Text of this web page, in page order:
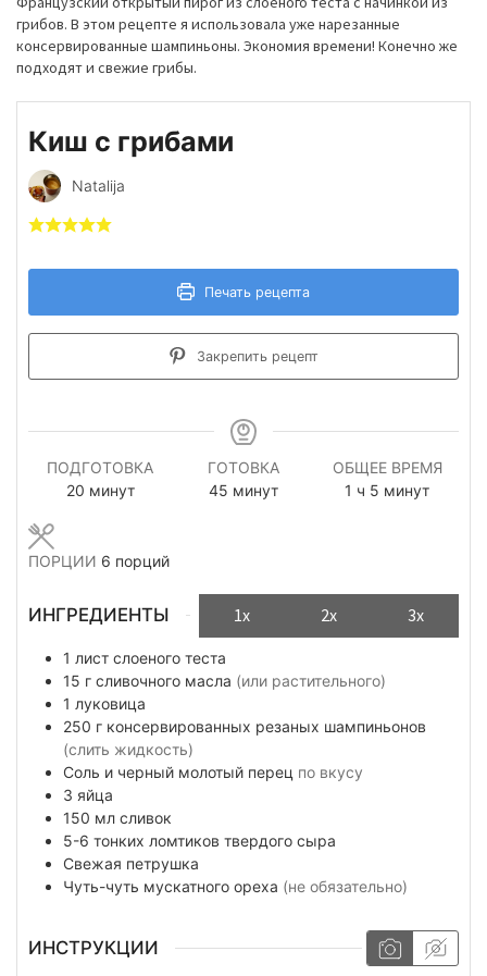
грибов. В этом рецепте я использовала уже нарезанные
консервированные шампиньоны. Экономия времени! Конечно же
подходят и свежие грибы.
Киш с грибами
Natalija
Печать рецепта
Закрепить рецепт
ПОДГОТОВКА
20минуты
минут
ГОТОВКА
45 минуты
минут
ОБЩЕЕ ВРЕМЯ
1 час
ч 5 минуты
минут
ПОРЦИИ 6 порций
ИНГРЕДИЕНТЫ 1x 2x 3x
1 лист слоеного теста
15 г сливочного масла (или растительного)
1 луковица
250 г консервированных резаных шампиньонов
(слить жидкость)
Соль и черный молотый перец по вкусу
3 яйца
150 мл сливок
5-6 тонких ломтиков твердого сыра
Свежая петрушка
Чуть-чуть мускатного ореха (не обязательно)
ИНСТРУКЦИИ